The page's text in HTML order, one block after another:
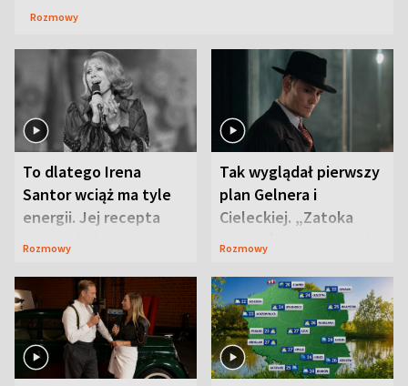
Rozmowy
To dlatego Irena
Santor wciąż ma tyle
energii. Jej recepta
jest zaskakująco
Rozmowy
Tak wyglądał pierwszy
plan Gelnera i
Cieleckiej. „Zatoka
szpiegów” od razu ich
Rozmowy